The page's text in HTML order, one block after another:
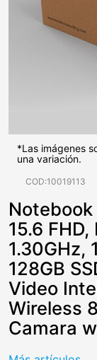
*Las imágenes
una variación.
COD:10019113
15.6
1.30GHz,
128GB
Video
Wireless
Camara